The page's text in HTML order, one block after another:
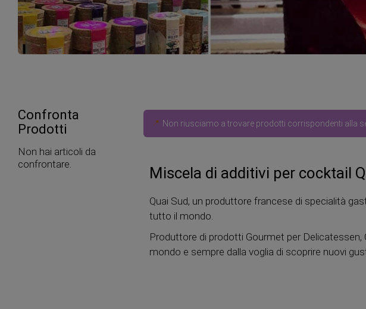
Non riusciamo a trovare prodotti corrispondenti alla
Miscela di additivi per cocktail
Quai Sud, un produttore francese di specialità
tutto il mondo.
Produttore di prodotti Gourmet per Delicatessen,
mondo e sempre dalla voglia di scoprire nuovi
Confronta
Prodotti
Non hai articoli da
confrontare.